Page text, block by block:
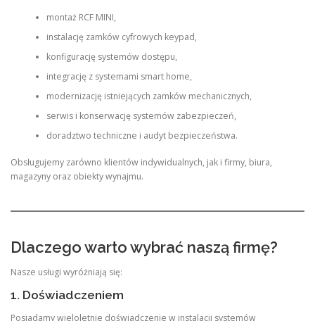
montaż RCF MINI,
instalację zamków cyfrowych keypad,
konfigurację systemów dostępu,
integrację z systemami smart home,
modernizację istniejących zamków mechanicznych,
serwis i konserwację systemów zabezpieczeń,
doradztwo techniczne i audyt bezpieczeństwa.
Obsługujemy zarówno klientów indywidualnych, jak i firmy, biura,
magazyny oraz obiekty wynajmu.
Dlaczego warto wybrać naszą firmę?
Nasze usługi wyróżniają się:
1. Doświadczeniem
Posiadamy wieloletnie doświadczenie w instalacji systemów